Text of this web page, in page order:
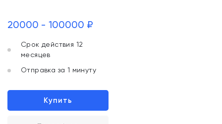
20000 - 100000 ₽
Срок действия 12
месяцев
Отправка за 1 минуту
Купить